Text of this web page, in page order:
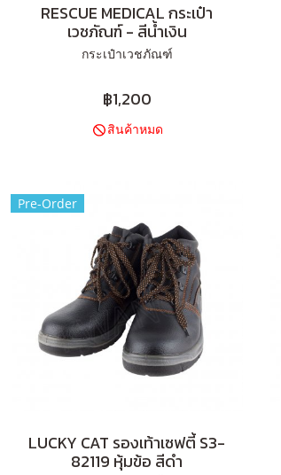
RESCUE MEDICAL กระเป๋า
เวชภัณฑ์ - สีน้ำเงิน
กระเป๋าเวชภัณฑ์
฿1,200
สินค้าหมด
Pre-Order
LUCKY CAT รองเท้าเซฟตี้ S3-
82119 หุ้มข้อ สีดำ